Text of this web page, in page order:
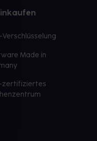
Verschlüsselung
Made in
zertifiziertes